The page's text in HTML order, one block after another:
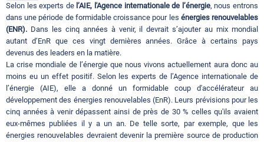
Selon les experts de l’AIE, l'Agence internationale de l’énergie, nous entrons
dans une période de formidable croissance pour les énergies renouvelables
(ENR). Dans les cinq années à venir, il devrait s’ajouter au mix mondial
autant d’EnR que ces vingt dernières années. Grâce à certains pays
devenus des leaders en la matière.
La crise mondiale de l’énergie que nous vivons actuellement aura donc au
moins eu un effet positif. Selon les experts de l’Agence internationale de
l’énergie (AIE), elle a donné un formidable coup d'accélérateur au
développement des énergies renouvelables (EnR). Leurs prévisions pour les
cinq années à venir dépassent ainsi de près de 30 % celles qu'ils avaient
eux-mêmes publiées il y a un an. De telle sorte, par exemple, que les
énergies renouvelables devraient devenir la première source de production